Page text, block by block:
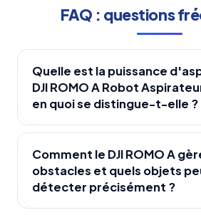
FAQ : questions
Quelle est la puissance
DJI ROMO A Robot
en quoi se distingue-t-elle ?
La puissance d'aspiration
grâce à un moteur haute
ventilateur métallique à 9
nettoyage en profondeur
des robots aspirateurs du
Comment le DJI ROMO A
obstacles et quels objets
détecter précisément ?